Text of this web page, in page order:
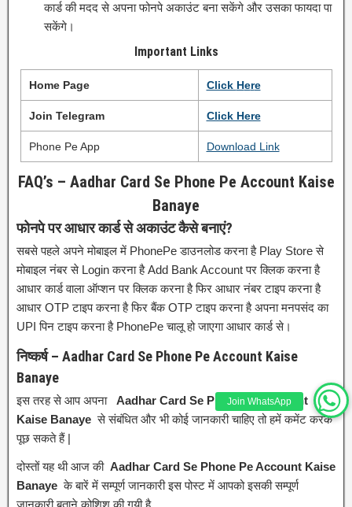
Join WhatsApp
कार्ड की मदद से अपना फोनपे अकाउंट बना सकेंगे और उसका फायदा पा
सकेंगे।
Important Links
Home Page Click Here
Join Telegram Click Here
Phone Pe App Download Link
FAQ’s – Aadhar Card Se Phone Pe Account Kaise
Banaye
फोनपे पर आधार कार्ड से अकाउंट कैसे बनाएं?
सबसे पहले अपने मोबाइल में PhonePe डाउनलोड करना है Play Store से
मोबाइल नंबर से Login करना है Add Bank Account पर क्लिक करना है
आधार कार्ड वाला ऑप्शन पर क्लिक करना है फिर आधार नंबर टाइप करना है
आधार OTP टाइप करना है फिर बैंक OTP टाइप करना है अपना मनपसंद का
UPI पिन टाइप करना है PhonePe चालू हो जाएगा आधार कार्ड से।
निष्कर्ष – Aadhar Card Se Phone Pe Account Kaise
Banaye
इस तरह से आप अपना
Aadhar Card Se Phone Pe Account
Kaise Banayeसे संबंधित और भी कोई जानकारी चाहिए तो हमें कमेंट करके
पूछ सकते हैं |
दोस्तों यह थी आज की Aadhar Card Se Phone Pe Account Kaise
Banayeके बारें में सम्पूर्ण जानकारी इस पोस्ट में आपको इसकी सम्पूर्ण